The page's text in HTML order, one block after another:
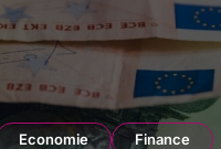
Ecologie Santé